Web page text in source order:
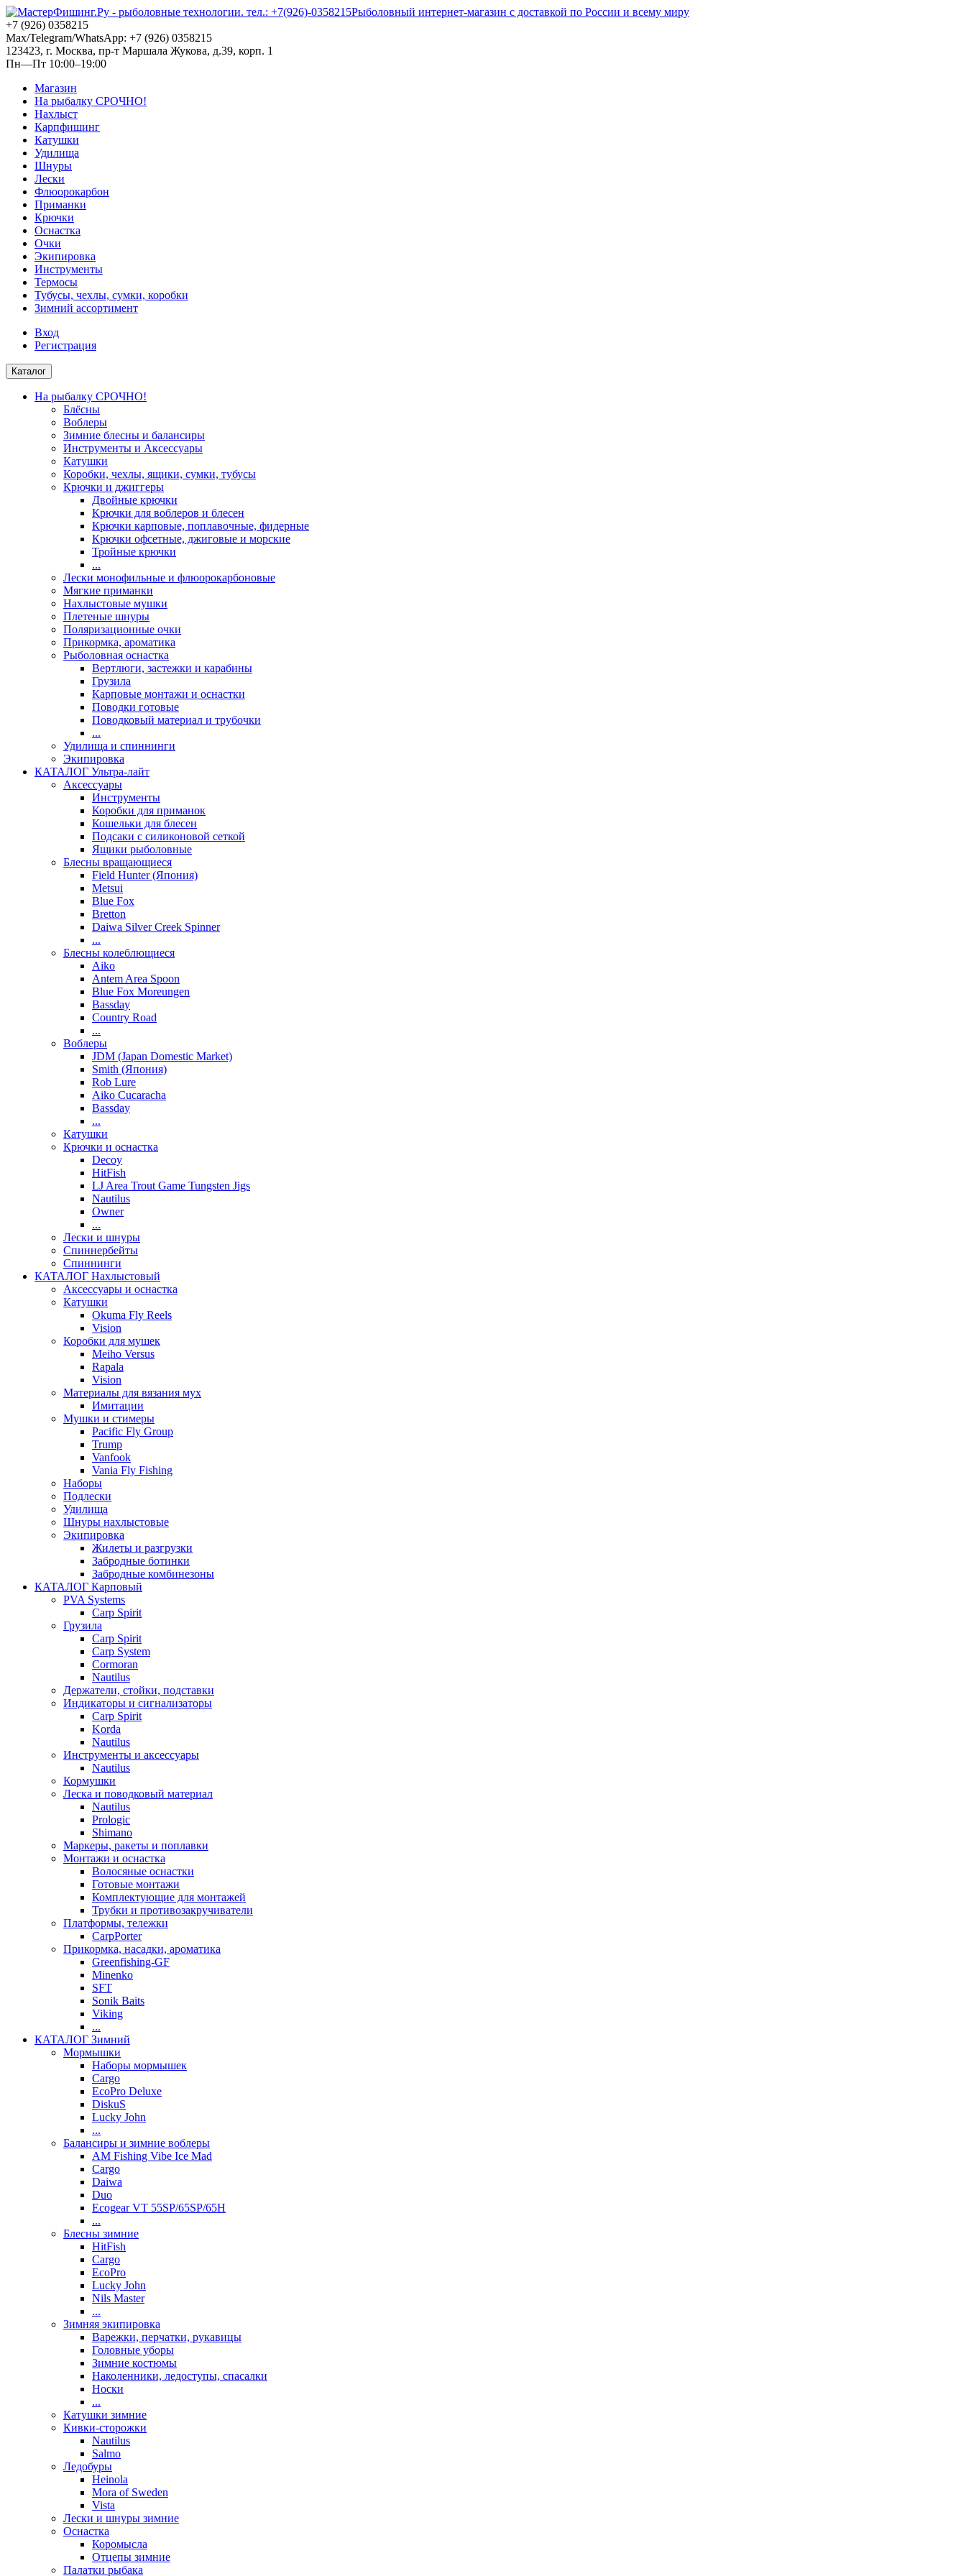
Рыболовный интернет-магазин с доставкой по России и всему миру
+7 (926) 0358215
Max/Telegram/WhatsApp: +7 (926) 0358215
123423, г. Москва, пр-т Маршала Жукова, д.39, корп. 1
Пн—Пт 10:00–19:00
Магазин
На рыбалку СРОЧНО!
Нахлыст
Карпфишинг
Катушки
Удилища
Шнуры
Лески
Флюорокарбон
Приманки
Крючки
Оснастка
Очки
Экипировка
Инструменты
Термосы
Тубусы, чехлы, сумки, коробки
Зимний ассортимент
Вход
Регистрация
Каталог
На рыбалку СРОЧНО!
Блёсны
Воблеры
Зимние блесны и балансиры
Инструменты и Аксессуары
Катушки
Коробки, чехлы, ящики, сумки, тубусы
Крючки и джиггеры
Двойные крючки
Крючки для воблеров и блесен
Крючки карповые, поплавочные, фидерные
Крючки офсетные, джиговые и морские
Тройные крючки
...
Лески монофильные и флюорокарбоновые
Мягкие приманки
Нахлыстовые мушки
Плетеные шнуры
Поляризационные очки
Прикормка, ароматика
Рыболовная оснастка
Вертлюги, застежки и карабины
Грузила
Карповые монтажи и оснастки
Поводки готовые
Поводковый материал и трубочки
...
Удилища и спиннинги
Экипировка
КАТАЛОГ Ультра-лайт
Аксессуары
Инструменты
Коробки для приманок
Кошельки для блесен
Подсаки с силиконовой сеткой
Ящики рыболовные
Блесны вращающиеся
Field Hunter (Япония)
Metsui
Blue Fox
Bretton
Daiwa Silver Creek Spinner
...
Блесны колеблющиеся
Aiko
Antem Area Spoon
Blue Fox Moreungen
Bassday
Country Road
...
Воблеры
JDM (Japan Domestic Market)
Smith (Япония)
Rob Lure
Aiko Cucaracha
Bassday
...
Катушки
Крючки и оснастка
Decoy
HitFish
LJ Area Trout Game Tungsten Jigs
Nautilus
Owner
...
Лески и шнуры
Спиннербейты
Спиннинги
КАТАЛОГ Нахлыстовый
Аксессуары и оснастка
Катушки
Okuma Fly Reels
Vision
Коробки для мушек
Meiho Versus
Rapala
Vision
Материалы для вязания мух
Имитации
Мушки и стимеры
Pacific Fly Group
Trump
Vanfook
Vania Fly Fishing
Наборы
Подлески
Удилища
Шнуры нахлыстовые
Экипировка
Жилеты и разгрузки
Забродные ботинки
Забродные комбинезоны
КАТАЛОГ Карповый
PVA Systems
Carp Spirit
Грузила
Carp Spirit
Carp System
Cormoran
Nautilus
Держатели, стойки, подставки
Индикаторы и сигнализаторы
Carp Spirit
Korda
Nautilus
Инструменты и аксессуары
Nautilus
Кормушки
Леска и поводковый материал
Nautilus
Prologic
Shimano
Маркеры, ракеты и поплавки
Монтажи и оснастка
Волосяные оснастки
Готовые монтажи
Комплектующие для монтажей
Трубки и противозакручиватели
Платформы, тележки
CarpPorter
Прикормка, насадки, ароматика
Greenfishing-GF
Minenko
SFT
Sonik Baits
Viking
...
КАТАЛОГ Зимний
Мормышки
Наборы мормышек
Cargo
EcoPro Deluxe
DiskuS
Lucky John
...
Балансиры и зимние воблеры
AM Fishing Vibe Ice Mad
Cargo
Daiwa
Duo
Ecogear VT 55SP/65SP/65H
...
Блесны зимние
HitFish
Cargo
EcoPro
Lucky John
Nils Master
...
Зимняя экипировка
Варежки, перчатки, рукавицы
Головные уборы
Зимние костюмы
Наколенники, ледоступы, спасалки
Носки
...
Катушки зимние
Кивки-сторожки
Nautilus
Salmo
Ледобуры
Heinola
Mora of Sweden
Vista
Лески и шнуры зимние
Оснастка
Коромысла
Отцепы зимние
Палатки рыбака